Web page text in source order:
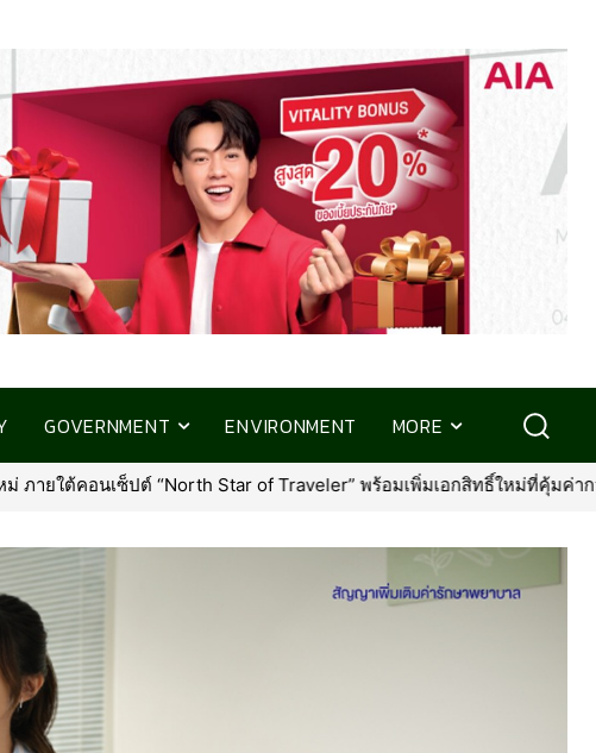
GOVERNMENT ENVIRONMENT MORE
พร้อมเพิ่มเอกสิทธิ์ใหม่ที่คุ้มค่ากว่าเดิม•กรุงเทพประกันภัย ร่วมส่งความห่